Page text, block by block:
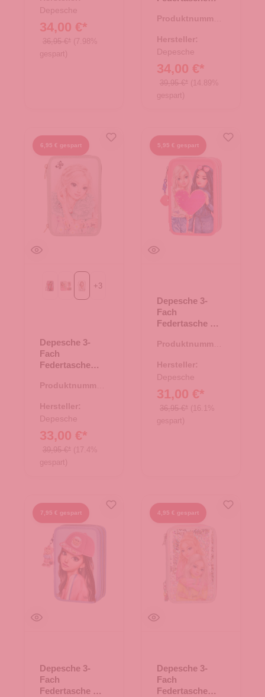
Depesche
34,00 €*
36,95 €* (7.98%
gespart)
VIOLET
Produktnummer:
Hersteller:
Depesche
34,00 €*
39,95 €* (14.89%
gespart)
6,95 € gespart
GIRL POWER
JUICYSUMMER FEELING
+3
Depesche 3-
Fach
Federtasche
SUMMER
Produktnummer:
Hersteller:
Depesche
33,00 €*
39,95 €* (17.4%
gespart)
5,95 € gespart
Depesche 3-
Fach
Federtasche mit
TOPModel 80-
Produktnummer:
Hersteller:
Depesche
31,00 €*
36,95 €* (16.1%
gespart)
7,95 € gespart
Depesche 3-
Fach
Federtasche mit
4,95 € gespart
Depesche 3-
Fach
Federtasche